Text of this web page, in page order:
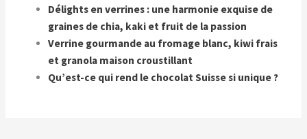
Délights en verrines : une harmonie exquise de
graines de chia, kaki et fruit de la passion
Verrine gourmande au fromage blanc, kiwi frais
et granola maison croustillant
Qu’est-ce qui rend le chocolat Suisse si unique ?